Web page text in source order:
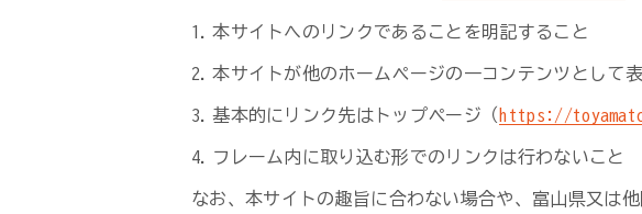
本サイトへのリンクであることを明記すること
本サイトが他のホームページの一コンテンツとして
基本的にリンク先はトップページ（ https://
フレーム内に取り込む形でのリンクは行わないこと
なお、本サイトの趣旨に合わない場合や、富山県又は